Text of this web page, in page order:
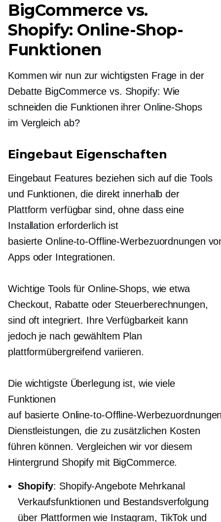
BigCommerce vs.
Shopify: Online-Shop-
Funktionen
Kommen wir nun zur wichtigsten Frage in der
Debatte BigCommerce vs. Shopify: Wie
schneiden die Funktionen ihrer Online-Shops
im Vergleich ab?
Eingebaut Eigenschaften
Eingebaut Features beziehen sich auf die Tools
und Funktionen, die direkt innerhalb der
Plattform verfügbar sind, ohne dass eine
Installation erforderlich ist
basierte Online-to-Offline-Werbezuordnungen
Apps oder Integrationen.
Wichtige Tools für Online-Shops, wie etwa
Checkout, Rabatte oder Steuerberechnungen,
sind oft integriert. Ihre Verfügbarkeit kann
jedoch je nach gewähltem Plan
plattformübergreifend variieren.
Die wichtigste Überlegung ist, wie viele
Funktionen
auf basierte Online-to-Offline-
Dienstleistungen, die zu zusätzlichen Kosten
führen können. Vergleichen wir vor diesem
Hintergrund Shopify mit BigCommerce.
Shopify: Shopify-Angebote Mehrkanal
Verkaufsfunktionen und Bestandsverfolgung
über Plattformen wie Instagram, TikTok und